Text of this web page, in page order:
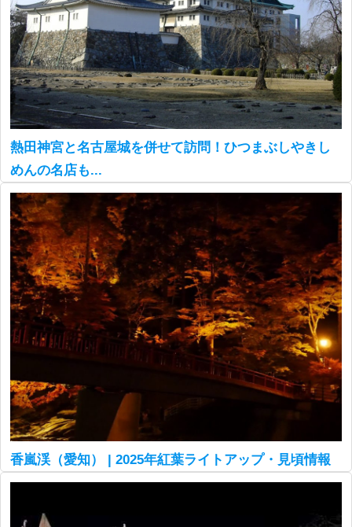
熱田神宮と名古屋城を併せて訪問！ひつまぶしやきし
めんの名店も...
香嵐渓（愛知） | 2025年紅葉ライトアップ・見頃情報